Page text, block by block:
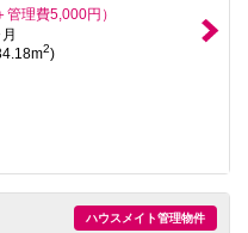
管理費5,000円）
2)
ハウスメイト管理物件